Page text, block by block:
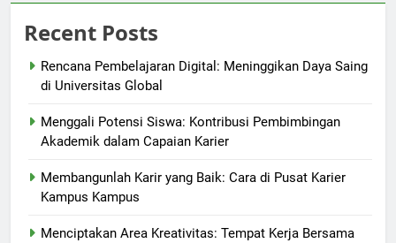
Recent Posts
Rencana Pembelajaran Digital: Meninggikan Daya Saing
di Universitas Global
Menggali Potensi Siswa: Kontribusi Pembimbingan
Akademik dalam Capaian Karier
Membangunlah Karir yang Baik: Cara di Pusat Karier
Kampus Kampus
Menciptakan Area Kreativitas: Tempat Kerja Bersama